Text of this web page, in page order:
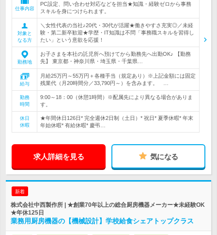
仕事内容
PC設定、問い合わせ対応などを担当★知識・経験ゼロから事務
スキルを身につけられます。
対象と
なる方
＼女性代表の当社♪20代・30代が活躍★働きやすさ充実◎／未経
験・第二新卒歓迎★学歴・IT知識は不問「事務職スキルを習得し
たい」という意欲を応援！
勤務地
お子さまを本社の託児所へ預けてから勤務先へ出勤OK♪ 【勤務
先】 東京都・神奈川県・埼玉県・千葉県…
給与
月給25万円～55万円＋各種手当（規定あり）※上記金額には固定
残業代（月20時間分／33,790円～）を含みます。 …
勤務
時間
9:00～18：00（休憩1時間）※配属先により異なる場合がありま
す。
休日
休暇
★年間休日126日* 完全週休2日制（土日）* 祝日* 夏季休暇* 年末
年始休暇* 有給休暇* 慶弔…
求人詳細を見る 気になる
新着
株式会社中西製作所 | ★創業70年以上の総合厨房機器メーカー★未経験OK
★年休125日
業務用厨房機器の【機械設計】学校給食シェアトップクラス